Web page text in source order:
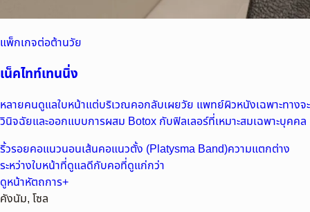
แพ็กเกจต่อต้านวัย
เน็คไทท์เทนนิ่ง
หลายคนดูแลใบหน้าแต่บริเวณคอกลับเผยวัย แพทย์ผิวหนังเฉพาะทางจะ
วินิจฉัยและออกแบบการผสม Botox กับฟิลเลอร์ที่เหมาะสมเฉพาะบุคคล
ริ้วรอยคอแนวนอนเส้นคอแนวตั้ง (Platysma Band)ความแตกต่าง
ระหว่างใบหน้าที่ดูแลดีกับคอที่ดูแก่กว่า
ดูหน้าหัตถการ+
คังนัม, โซล